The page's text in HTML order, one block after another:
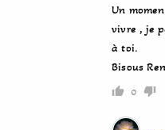
Un
vivre , je
à toi.
Bisous
0